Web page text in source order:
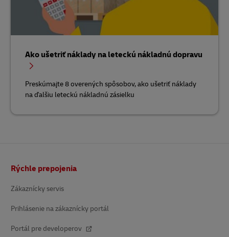
Ako ušetriť náklady na leteckú nákladnú dopravu
Preskúmajte 8 overených spôsobov, ako ušetriť náklady
na ďalšiu leteckú nákladnú zásielku
Rýchle prepojenia
Zákaznícky servis
Prihlásenie na zákaznícky portál
Portál pre developerov